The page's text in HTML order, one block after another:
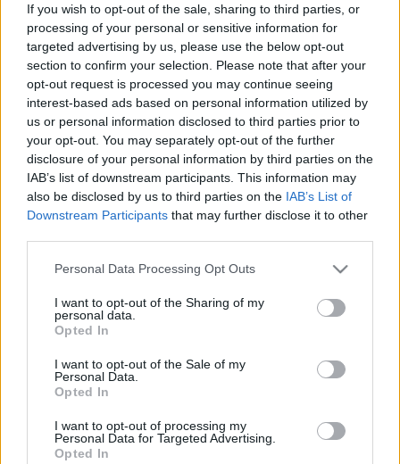
If you wish to opt-out of the sale, sharing to third parties, or
processing of your personal or sensitive information for
targeted advertising by us, please use the below opt-out
section to confirm your selection. Please note that after your
opt-out request is processed you may continue seeing
interest-based ads based on personal information utilized by
us or personal information disclosed to third parties prior to
your opt-out. You may separately opt-out of the further
disclosure of your personal information by third parties on the
IAB’s list of downstream participants. This information may
also be disclosed by us to third parties on the IAB’s List of
Downstream Participants that may further disclose it to other
Please note that this website/app uses one or more Google
not limited to your visit or usage behaviour. You may click to
grant or deny consent to Google and its third-party tags to
use your data for below specified purposes in below Google
consent section.
Personal Data Processing Opt Outs
I want to opt-out of the Sharing of my
personal data.
Opted In
I want to opt-out of the Sale of my
Personal Data.
Opted In
I want to opt-out of processing my
Personal Data for Targeted Advertising.
Opted In
προς το Δημόσιο -
Ποιοι και πώς
εντάσσονται
22-05-2026 07:00
Χρέη: Ανοιχτή μέχρι
τέλος Δεκεμβρίου η
νέα ρύθμιση των 72
δόσεων - Oι «κόφτες»
και οι προϋποθέσεις
30-04-2026 07:14
Χρέη στην Εφορία: Η
αύξηση των φρέσκων
72 δόσεις - Αγκάθι η
οφειλών προς τον
συμμόρφωση